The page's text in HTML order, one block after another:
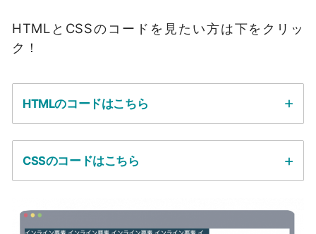
HTMLとCSSのコードを見たい方は下をクリッ
ク！
HTMLのコードはこちら
<html>
CSSのコードはこちら